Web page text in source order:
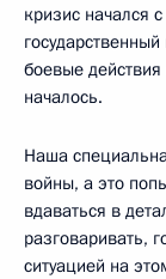
кризис начался
боевые
началось.
Наша
войны, а это
вдаваться в
разговаривать,
ситуацией на